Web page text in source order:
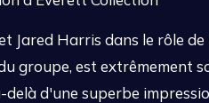
Jared Harris dans le rôle
groupe, est extrêmement
delà d'une superbe